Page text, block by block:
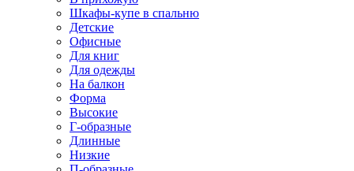
Шкафы-купе в спальню
Детские
Офисные
Для книг
Для одежды
На балкон
Форма
Высокие
Г-образные
Длинные
Низкие